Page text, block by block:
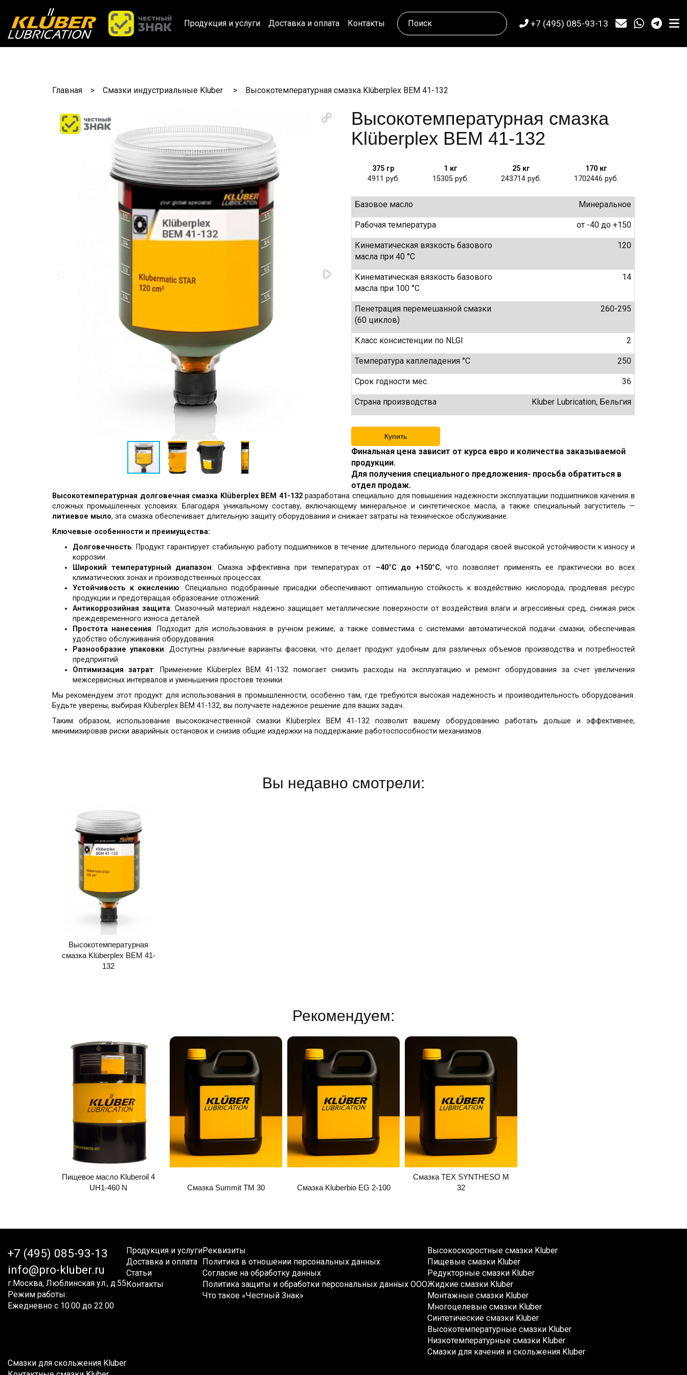
Продукция и услуги Доставка и оплата Контакты +7 (495) 085-93-13
Главная Смазки индустриальные Kluber Высокотемпературная смазка Klüberplex BEM 41-132
Высокотемпературная смазка
Klüberplex BEM 41-132
375 гр
4911
1 кг
15305
25 кг
243714
170 кг
1702446
Базовое масло Минеральное
Рабочая температура от -40 до +150
Кинематическая вязкость базового
масла при 40 °С
120
Кинематическая вязкость базового
масла при 100 °С
14
Пенетрация перемешанной смазки
(60 циклов)
260-295
Класс консистенции по NLGI 2
Температура каплепадения °C 250
Срок годности мес. 36
Страна производства Kluber Lubrication, Бельгия
Купить
Финальная цена зависит от курса евро и количества заказываемой
продукции.
Для получения специального предложения- просьба обратиться в
отдел продаж.
Высокотемпературная долговечная смазка Klüberplex BEM 41-132разработана специально для повышения надежности эксплуатации подшипников качения в
сложных промышленных условиях. Благодаря уникальному составу, включающему минеральное и синтетическое масла, а также специальный загуститель —
литиевое мыло, эта смазка обеспечивает длительную защиту оборудования и снижает затраты на техническое обслуживание.
Ключевые особенности и преимущества:
Долговечность: Продукт гарантирует стабильную работу подшипников в течение длительного периода благодаря своей высокой устойчивости к износу и
коррозии.
Широкий температурный диапазон: Смазка эффективна при температурах от –40°С до +150°С, что позволяет применять ее практически во всех
климатических зонах и производственных процессах.
Устойчивость к окислению: Специально подобранные присадки обеспечивают оптимальную стойкость к воздействию кислорода, продлевая ресурс
продукции и предотвращая образование отложений.
Антикоррозийная защита: Смазочный материал надежно защищает металлические поверхности от воздействия влаги и агрессивных сред, снижая риск
преждевременного износа деталей.
Простота нанесения: Подходит для использования в ручном режиме, а также совместима с системами автоматической подачи смазки, обеспечивая
удобство обслуживания оборудования.
Разнообразие упаковки: Доступны различные варианты фасовки, что делает продукт удобным для различных объемов производства и потребностей
предприятий.
Оптимизация затрат: Применение Klüberplex BEM 41-132 помогает снизить расходы на эксплуатацию и ремонт оборудования за счет увеличения
межсервисных интервалов и уменьшения простоев техники.
Мы рекомендуем этот продукт для использования в промышленности, особенно там, где требуются высокая надежность и производительность оборудования.
Будьте уверены, выбирая Klüberplex BEM 41-132, вы получаете надежное решение для ваших задач.
Таким образом, использование высококачественной смазки Klüberplex BEM 41-132 позволит вашему оборудованию работать дольше и эффективнее,
минимизировав риски аварийных остановок и снизив общие издержки на поддержание работоспособности механизмов.
Вы недавно смотрели:
Высокотемпературная
смазка Klüberplex BEM 41-
132
Рекомендуем:
Пищевое масло Kluberoil 4
UH1-460 N
Смазка Summit TM 30 Смазка Kluberbio EG 2-100
Смазка TEX SYNTHESO M
32
+7 (495) 085-93-13
info@pro-kluber.ru
г.Москва, Люблинская ул., д.55
Режим работы:
Ежедневно с 10.00 до 22.00
Продукция и услуги
Доставка и оплата
Статьи
Контакты
Реквизиты
Политика в отношении персональных данных
Согласие на обработку данных
Политика защиты и обработки персональных данных ООО
Что такое «Честный Знак»
Высокоскоростные смазки Kluber
Пищевые смазки Kluber
Редукторные смазки Kluber
Жидкие смазки Kluber
Монтажные смазки Kluber
Многоцелевые смазки Kluber
Синтетические смазки Kluber
Высокотемпературные смазки Kluber
Низкотемпературные смазки Kluber
Смазки для качения и скольжения Kluber
Смазки для скольжения Kluber